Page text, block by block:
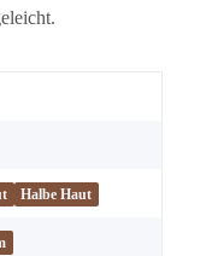
Halbe Haut